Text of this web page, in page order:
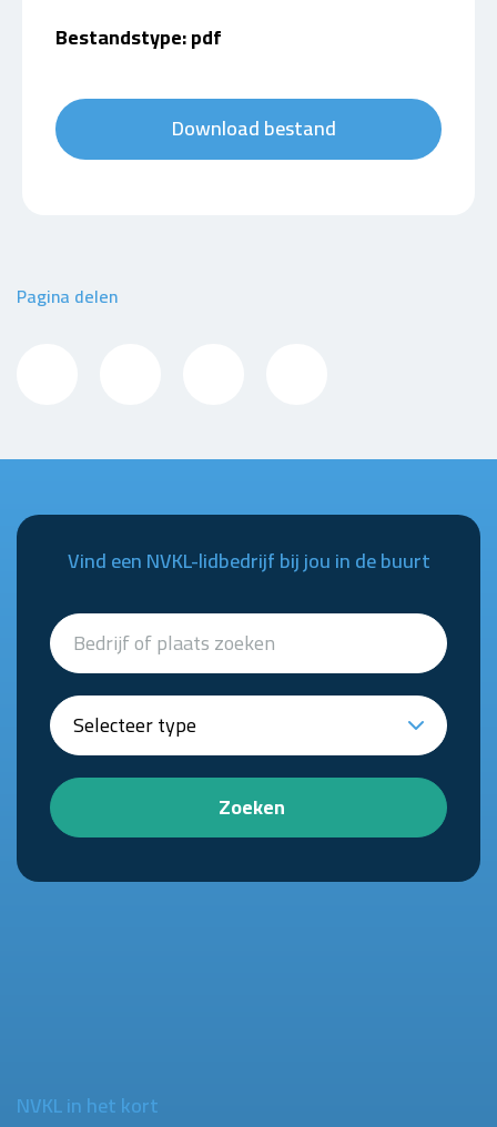
Bestandstype: pdf
Download bestand
Pagina delen
Vind een NVKL-lidbedrijf bij jou in de buurt
Zoeken
NVKL in het kort